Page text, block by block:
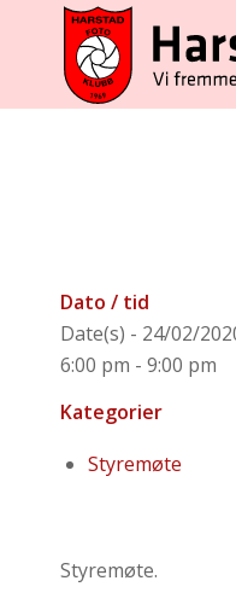
Dato / tid
Date(s) - 24/02/
6:00 pm - 9:00 pm
Kategorier
Styremøte
Styremøte.